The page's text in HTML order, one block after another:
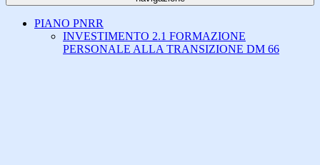
PIANO PNRR
INVESTIMENTO 2.1 FORMAZIONE
PERSONALE ALLA TRANSIZIONE DM 66